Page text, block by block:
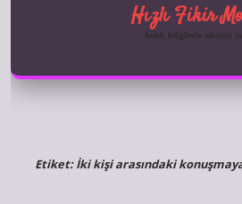
Hızlı Fikir
Anlık bilgilerle zihnini
Etiket:İki kişi arasındaki